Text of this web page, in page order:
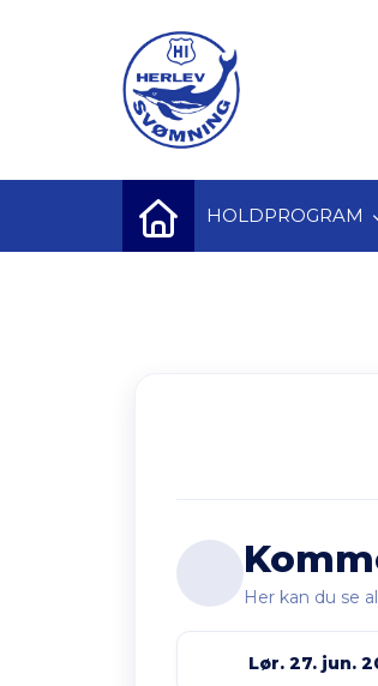
HOLDPROGRAM
Her kan du se
Lør. 27. jun.